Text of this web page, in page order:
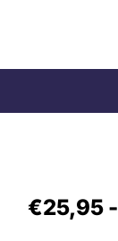
€25,95 -